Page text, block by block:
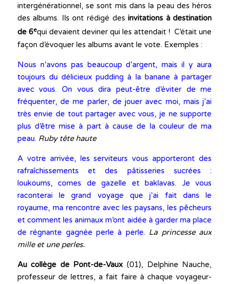
intergénérationnel, se sont mis dans la peau des héros
des albums. Ils ont rédigé des invitations à destination
de 6equi devaient deviner qui les attendait ! C’était une
façon d’évoquer les albums avant le vote. Exemples :
Nous n’avons pas beaucoup d’argent, mais il y aura
toujours du délicieux pudding à la banane à partager
avec vous. On vous dira peut-être d’éviter de me
fréquenter, de me parler, de jouer avec moi, mais j’ai
très envie de tout partager avec vous, je ne supporte
plus d’être mise à part à cause de la couleur de ma
peau. Ruby tête haute
A votre arrivée, les serviteurs vous apporteront des
rafraîchissements et des pâtisseries sucrées :
loukoums, cornes de gazelle et baklavas. Je vous
raconterai le grand voyage que j’ai fait dans le
royaume, ma rencontre avec les paysans, les pêcheurs
et comment les animaux m’ont aidée à garder ma place
de régnante gagnée perle à perle. La princesse aux
mille et une perles.
Au collège de Pont-de-Vaux (01), Delphine Nauche,
professeur de lettres, a fait faire à chaque voyageur-